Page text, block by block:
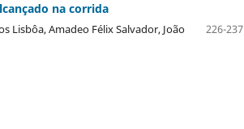
na corrida
Lisbôa, Amadeo Félix Salvador, João
226-237